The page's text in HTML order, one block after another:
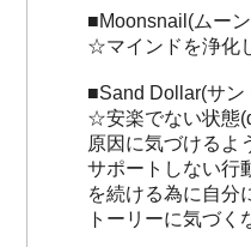
■Moonsnail(ムー
☆マインドを浄化
■Sand Dollar(サン
☆安楽でない状態
原因に気づけるよ
サポートしない行
を続ける為に自分
トーリーに気づく